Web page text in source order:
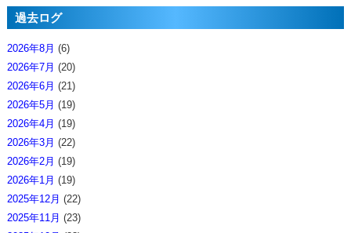
過去ログ
2026年8月 (6)
2026年7月 (20)
2026年6月 (21)
2026年5月 (19)
2026年4月 (19)
2026年3月 (22)
2026年2月 (19)
2026年1月 (19)
2025年12月 (22)
2025年11月 (23)